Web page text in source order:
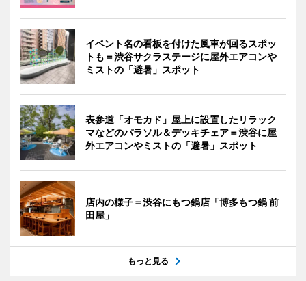
イベント名の看板を付けた風車が回るスポッ
トも＝渋谷サクラステージに屋外エアコンや
ミストの「避暑」スポット
表参道「オモカド」屋上に設置したリラック
マなどのパラソル＆デッキチェア＝渋谷に屋
外エアコンやミストの「避暑」スポット
店内の様子＝渋谷にもつ鍋店「博多もつ鍋 前
田屋」
もっと見る